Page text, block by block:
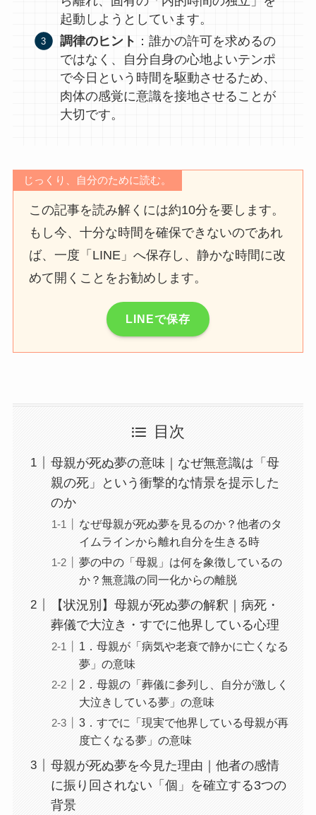
起動しようとしています。
調律のヒント ：誰かの許可を求めるの
ではなく、自分自身の心地よいテンポ
で今日という時間を駆動させるため、
肉体の感覚に意識を接地させることが
大切です。
じっくり、自分のために読む。
この記事を読み解くには約10分を要します。
もし今、十分な時間を確保できないのであれ
ば、一度「LINE」へ保存し、静かな時間に改
めて開くことをお勧めします。
LINEで保存
目次
母親が死ぬ夢の意味｜なぜ無意識は「母
親の死」という衝撃的な情景を提示した
のか
なぜ母親が死ぬ夢を見るのか？他者のタ
イムラインから離れ自分を生きる時
夢の中の「母親」は何を象徴しているの
か？無意識の同一化からの離脱
【状況別】母親が死ぬ夢の解釈｜病死・
葬儀で大泣き・すでに他界している心理
1．母親が「病気や老衰で静かに亡くなる
夢」の意味
2．母親の「葬儀に参列し、自分が激しく
大泣きしている夢」の意味
3．すでに「現実で他界している母親が再
度亡くなる夢」の意味
母親が死ぬ夢を今見た理由｜他者の感情
に振り回されない「個」を確立する3つの
背景